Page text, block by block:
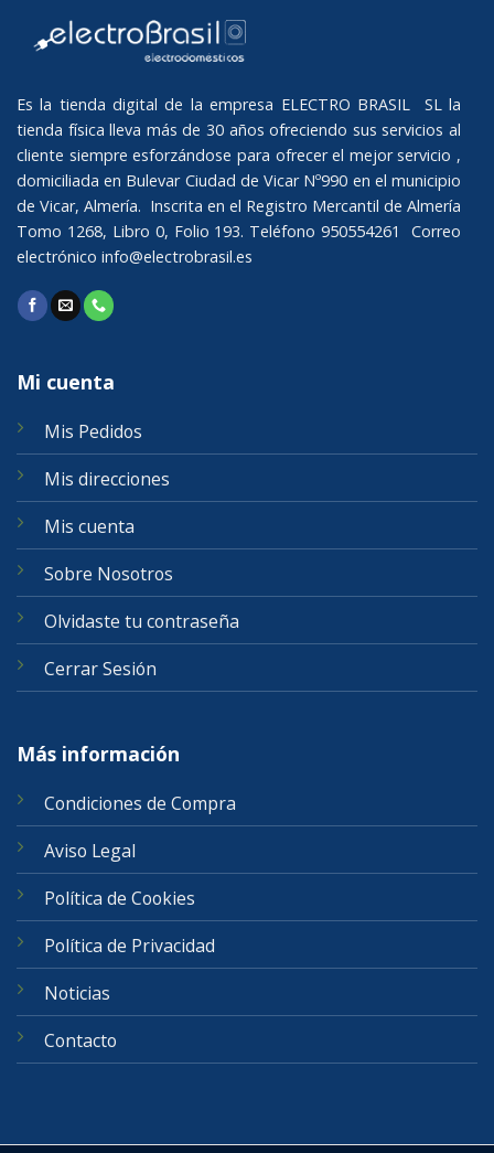
Es la tienda digital de la empresa ELECTRO BRASIL SL la
tienda física lleva más de 30 años ofreciendo sus servicios al
cliente siempre esforzándose para ofrecer el mejor servicio ,
domiciliada en Bulevar Ciudad de Vicar Nº990 en el municipio
de Vicar, Almería. Inscrita en el Registro Mercantil de Almería
Tomo 1268, Libro 0, Folio 193. Teléfono 950554261 Correo
electrónico info@electrobrasil.es
Mi cuenta
Mis Pedidos
Mis direcciones
Mis cuenta
Sobre Nosotros
Olvidaste tu contraseña
Cerrar Sesión
Más información
Condiciones de Compra
Aviso Legal
Política de Cookies
Política de Privacidad
Noticias
Contacto